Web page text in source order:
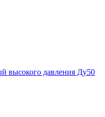
высокого давления Ду50